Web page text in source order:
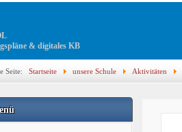
& digitales KB
Seite:Startseite unsere Schule Aktivitäten